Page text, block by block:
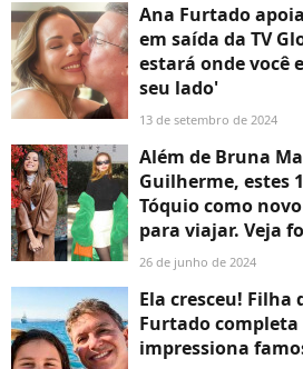
Ana Furtado
em saída da TV
estará onde você
seu lado'
13 de setembro de 2024
Além de Bruna
Guilherme, estes
Tóquio como
para viajar. Veja
26 de junho de 2024
Ela cresceu! Filha
Furtado completa
impressiona